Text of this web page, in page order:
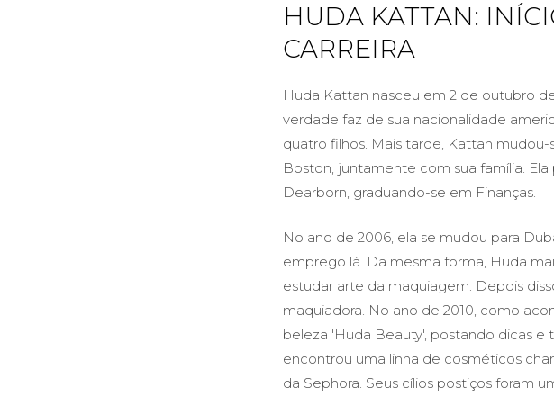
HUDA KATTAN:
CARREIRA
Huda Kattan nasceu em 2 de outubro
verdade faz de sua nacionalidade
quatro filhos. Mais tarde, Kattan
Boston, juntamente com sua família.
Dearborn, graduando-se em Finanças.
No ano de 2006, ela se mudou para
emprego lá. Da mesma forma, Huda
estudar arte da maquiagem. Depois
maquiadora. No ano de 2010, como
beleza 'Huda Beauty', postando dicas e
encontrou uma linha de cosméticos
da Sephora. Seus cílios postiços foram